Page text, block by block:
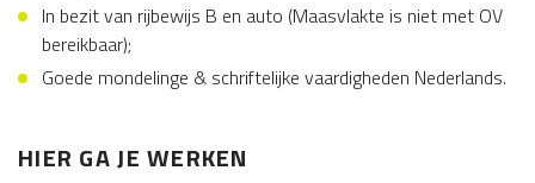
In bezit van rijbewijs B en auto (Maasvlakte is niet met OV
bereikbaar);
Goede mondelinge & schriftelijke vaardigheden Nederlands.
HIER GA JE WERKEN